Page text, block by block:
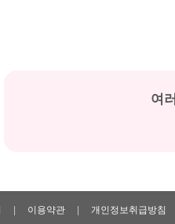
여
이용약관 개인정보취급방침